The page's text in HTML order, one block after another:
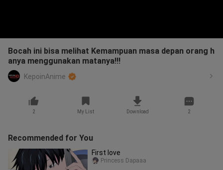
Bocah ini bisa melihat Kemampuan masa depan orang h
anya menggunakan matanya!!!
KepoinAnime
2 My List Download 2
Recommended for You
First love
Princess Dapaaa